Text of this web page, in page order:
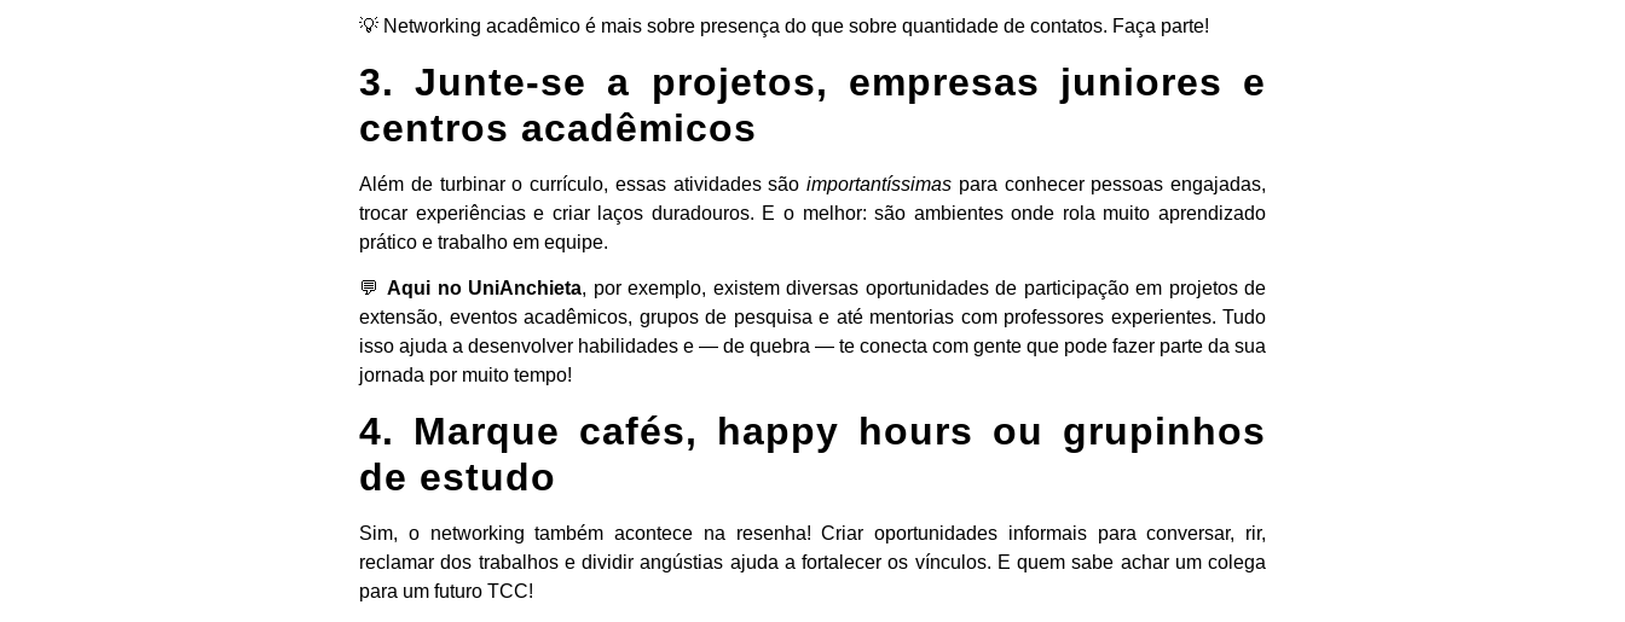
💡 Networking acadêmico é mais sobre presença do que sobre quantidade de contatos. Faça parte!
3. Junte-se a projetos, empresas juniores e
centros acadêmicos
Além de turbinar o currículo, essas atividades são importantíssimas para conhecer pessoas engajadas,
trocar experiências e criar laços duradouros. E o melhor: são ambientes onde rola muito aprendizado
prático e trabalho em equipe.
💬 Aqui no UniAnchieta, por exemplo, existem diversas oportunidades de participação em projetos de
extensão, eventos acadêmicos, grupos de pesquisa e até mentorias com professores experientes. Tudo
isso ajuda a desenvolver habilidades e — de quebra — te conecta com gente que pode fazer parte da sua
jornada por muito tempo!
4. Marque cafés, happy hours ou grupinhos
de estudo
Sim, o networking também acontece na resenha! Criar oportunidades informais para conversar, rir,
reclamar dos trabalhos e dividir angústias ajuda a fortalecer os vínculos. E quem sabe achar um colega
para um futuro TCC!